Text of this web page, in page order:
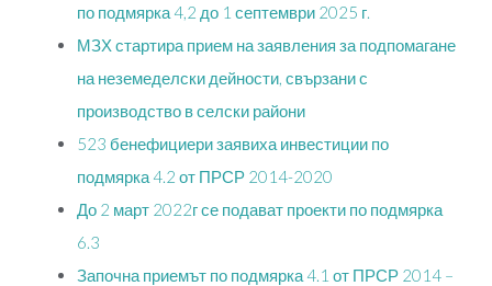
по подмярка 4,2 до 1 септември 2025 г.
МЗХ стартира прием на заявления за подпомагане
на неземеделски дейности, свързани с
производство в селски райони
523 бенефициери заявиха инвестиции по
подмярка 4.2 от ПРСР 2014-2020
До 2 март 2022г се подават проекти по подмярка
6.3
Започна приемът по подмярка 4.1 от ПРСР 2014 –